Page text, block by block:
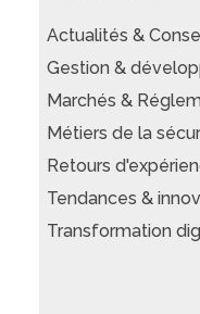
Actualités &
Gestion &
Marchés &
Métiers de la
Retours
Tendances &
Transformation